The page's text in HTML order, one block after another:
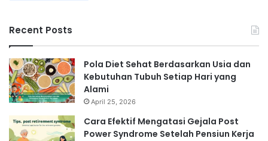
Recent Posts
Pola Diet Sehat Berdasarkan Usia dan
Kebutuhan Tubuh Setiap Hari yang
Alami
April 25, 2026
Cara Efektif Mengatasi Gejala Post
Power Syndrome Setelah Pensiun Kerja